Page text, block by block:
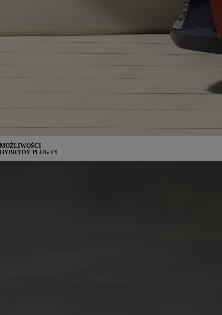
MOŻLIWOŚCI
HYBRYDY PLUG-IN